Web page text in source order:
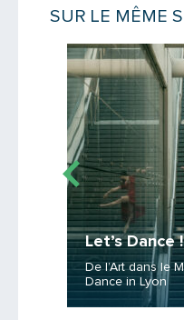
SUR LE MÊME
Lire la suite
Let’s Dance !
De l’Art dans le
Dance in Lyon